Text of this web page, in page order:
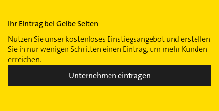
Ihr Eintrag bei Gelbe Seiten
Nutzen Sie unser kostenloses Einstiegsangebot und erstellen
Sie in nur wenigen Schritten einen Eintrag, um mehr Kunden
erreichen.
Unternehmen eintragen